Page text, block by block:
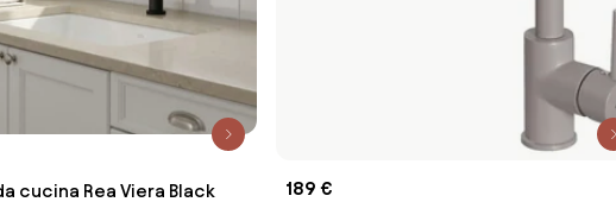
cucina Rea Viera Black
189 €